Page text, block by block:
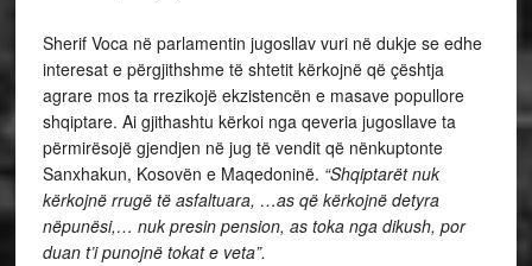
Sherif Voca në parlamentin jugosllav vuri në dukje se edhe
interesat e përgjithshme të shtetit kërkojnë që çështja
agrare mos ta rrezikojë ekzistencën e masave popullore
shqiptare. Ai gjithashtu kërkoi nga qeveria jugosllave ta
përmirësojë gjendjen në jug të vendit që nënkuptonte
Sanxhakun, Kosovën e Maqedoninë. “Shqiptarët nuk
kërkojnë rrugë të asfaltuara, …as që kërkojnë detyra
nëpunësi,… nuk presin pension, as toka nga dikush, por
duan t’i punojnë tokat e veta”.